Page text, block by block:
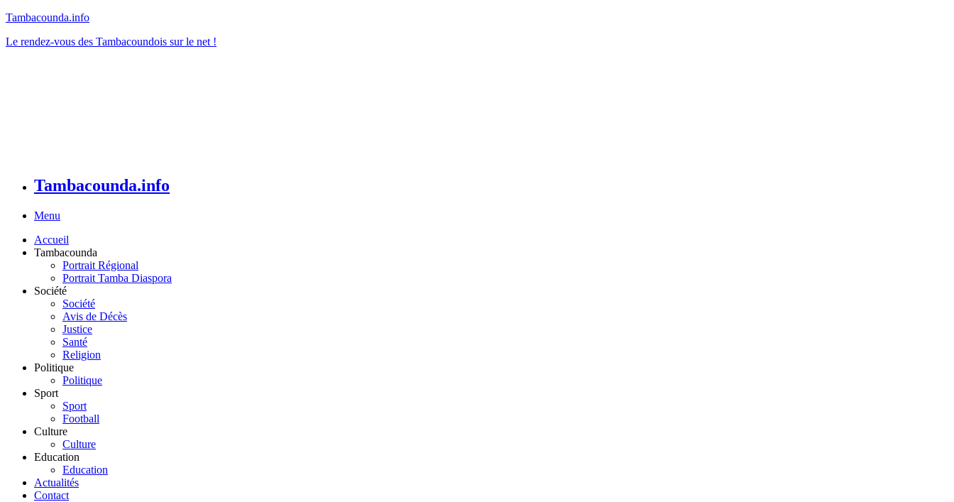
Tambacounda.info
Le rendez-vous des Tambacoundois sur le net !
Tambacounda.info
Menu
Accueil
Tambacounda
Portrait Régional
Portrait Tamba Diaspora
Société
Société
Avis de Décès
Justice
Santé
Religion
Politique
Politique
Sport
Sport
Football
Culture
Culture
Education
Education
Actualités
Contact